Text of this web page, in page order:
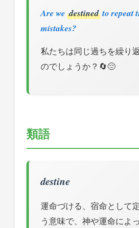
Are we destined to repeat
mistakes?
私たちは同じ過ちを繰り
のでしょうか？🔄😔
類語
destine
運命づける、宿命として
う意味で、神や運命によ